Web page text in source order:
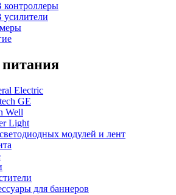
контроллеры
усилители
Electric
GE
Well
Light
модулей и лент
для баннеров